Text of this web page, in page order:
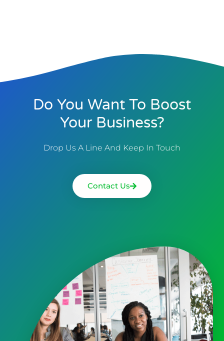
Do You Want To Boost
Your Business?
Drop Us A Line And Keep In Touch
Contact Us